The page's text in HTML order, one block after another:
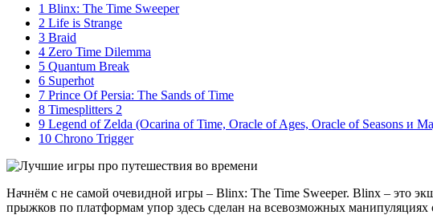
1 Blinx: The Time Sweeper
2 Life is Strange
3 Braid
4 Zero Time Dilemma
5 Quantum Break
6 Superhot
7 Prince Of Persia: The Sands of Time
8 Timesplitters 2
9 Legend of Zelda (Ocarina of Time, Oracle of Ages, Oracle of Seasons и
10 Chrono Trigger
Начнём с не самой очевидной игры – Blinx: The Time Sweeper. Blinx – это
прыжков по платформам упор здесь сделан на всевозможных